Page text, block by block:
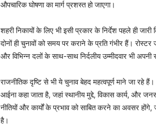
News
औपचारिक घोषणा का मार्ग प्रशस्त हो जाएगा।
शहरी निकायों के लिए भी इसी प्रकार के निर्देश पहले ही
दोनों ही चुनावों को समय पर कराने के प्रति गंभीर हैं।
और विभिन्न दलों के साथ-साथ निर्दलीय उम्मीदवार भी
राजनीतिक दृष्टि से भी ये चुनाव बेहद महत्वपूर्ण माने जा रहे
आईना कहा जाता है, जहां स्थानीय मुद्दे, विकास कार्य, और
नीतियों और कार्यों के प्रभाव को साबित करने का अवसर
है।